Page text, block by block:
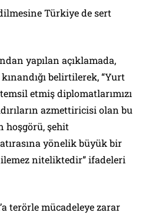
Türkiye de sert
yapılan açıklamada,
belirtilerek, “Yurt
etmiş diplomatlarımızı
azmettiricisi olan bu
hoşgörü, şehit
yönelik büyük bir
niteliktedir” ifadeleri
terörle mücadeleye zarar